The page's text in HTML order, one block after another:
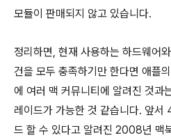
모듈이 판매되지 않고 있습니다.
정리하면, 현재 사용하는 하드웨어
건을 모두 충족하기만 한다면 애플
에 여러 맥 커뮤니티에 알려진 것과
레이드가 가능한 것 같습니다. 앞서
드 할 수 있다고 알려진 2008년 맥